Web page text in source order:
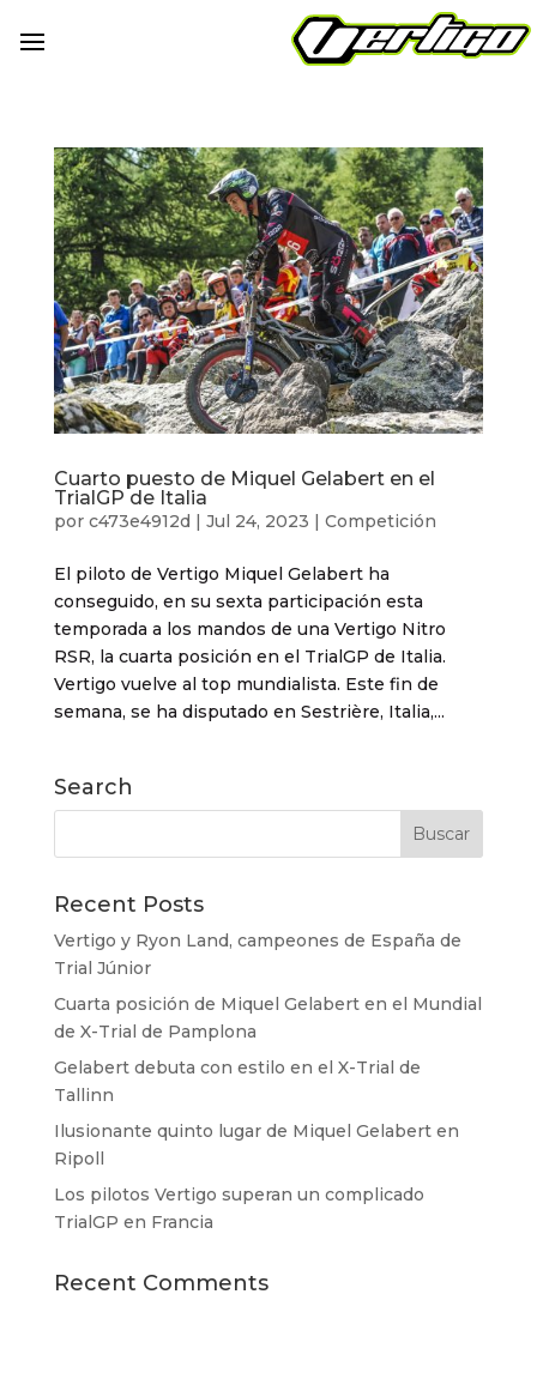
Cuarto puesto de Miquel Gelabert en el
TrialGP de Italia
por c473e4912d | Jul 24, 2023 | Competición
El piloto de Vertigo Miquel Gelabert ha
conseguido, en su sexta participación esta
temporada a los mandos de una Vertigo Nitro
RSR, la cuarta posición en el TrialGP de Italia.
Vertigo vuelve al top mundialista. Este fin de
semana, se ha disputado en Sestrière, Italia,...
Search
Recent Posts
Vertigo y Ryon Land, campeones de España de
Trial Júnior
Cuarta posición de Miquel Gelabert en el Mundial
de X-Trial de Pamplona
Gelabert debuta con estilo en el X-Trial de
Tallinn
Ilusionante quinto lugar de Miquel Gelabert en
Ripoll
Los pilotos Vertigo superan un complicado
TrialGP en Francia
Recent Comments